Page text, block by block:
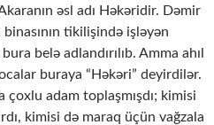
əsl adı Həkəridir. Dəmir
tikilişində işləyən
belə adlandırılıb. Amma ahıl
buraya “Həkəri” deyirdilər.
çoxlu adam toplaşmışdı; kimisi
kimisi də maraq üçün vağzala